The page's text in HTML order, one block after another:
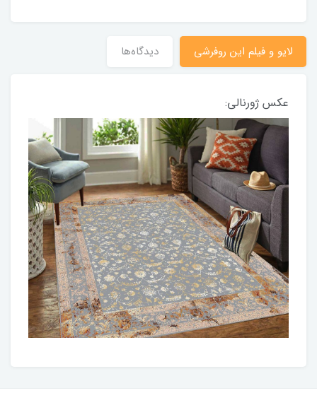
لایو و فیلم این روفرشی دیدگاه‌ها
عکس ژورنالی: